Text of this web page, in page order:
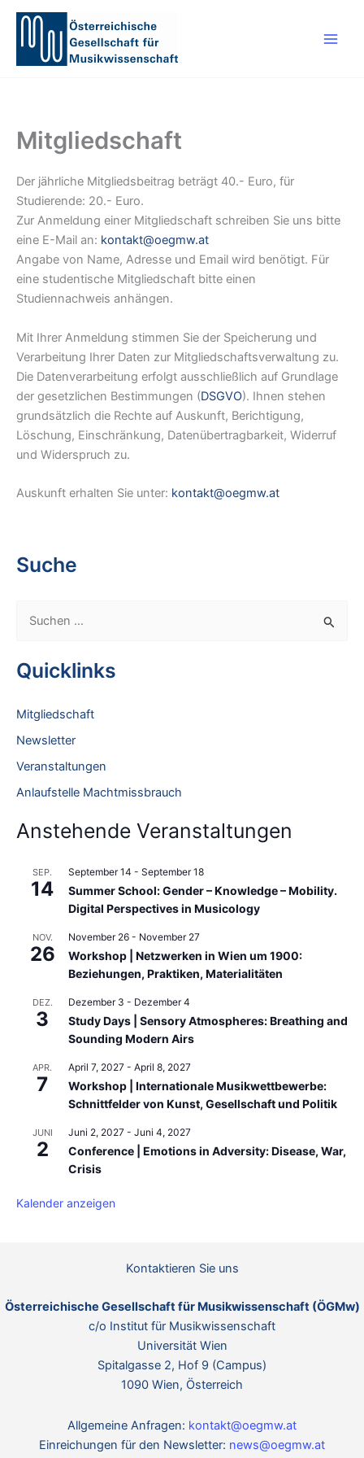
Zum
springen
Mitgliedschaft
Der jährliche Mitgliedsbeitrag beträgt 40.- Euro, für
Studierende: 20.- Euro.
Zur Anmeldung einer Mitgliedschaft schreiben Sie uns bitte
eine E-Mail an: kontakt@oegmw.at
Angabe von Name, Adresse und Email wird benötigt. Für
eine studentische Mitgliedschaft bitte einen
Studiennachweis anhängen.
Mit Ihrer Anmeldung stimmen Sie der Speicherung und
Verarbeitung Ihrer Daten zur Mitgliedschaftsverwaltung zu.
Die Datenverarbeitung erfolgt ausschließlich auf Grundlage
der gesetzlichen Bestimmungen (DSGVO). Ihnen stehen
grundsätzlich die Rechte auf Auskunft, Berichtigung,
Löschung, Einschränkung, Datenübertragbarkeit, Widerruf
und Widerspruch zu.
Auskunft erhalten Sie unter: kontakt@oegmw.at
Suche
h
c
h
Quicklinks
Mitgliedschaft
Newsletter
Veranstaltungen
Anlaufstelle Machtmissbrauch
Anstehende Veranstaltungen
SEP.
14
September 14 - September 18
Summer School: Gender – Knowledge – Mobility.
Digital Perspectives in Musicology
NOV.
26
November 26 - November 27
Workshop | Netzwerken in Wien um 1900:
Beziehungen, Praktiken, Materialitäten
DEZ.
3
Dezember 3 - Dezember 4
Study Days | Sensory Atmospheres: Breathing and
Sounding Modern Airs
APR.
7
April 7, 2027 - April 8, 2027
Workshop | Internationale Musikwettbewerbe:
Schnittfelder von Kunst, Gesellschaft und Politik
JUNI
2
Juni 2, 2027 - Juni 4, 2027
Conference | Emotions in Adversity: Disease, War,
Crisis
Kalender anzeigen
Kontaktieren Sie uns
Österreichische Gesellschaft für Musikwissenschaft (ÖGMw)
c/o Institut für Musikwissenschaft
Universität Wien
Spitalgasse 2, Hof 9 (Campus)
1090 Wien, Österreich
Allgemeine Anfragen: kontakt@oegmw.at
Einreichungen für den Newsletter: news@oegmw.at